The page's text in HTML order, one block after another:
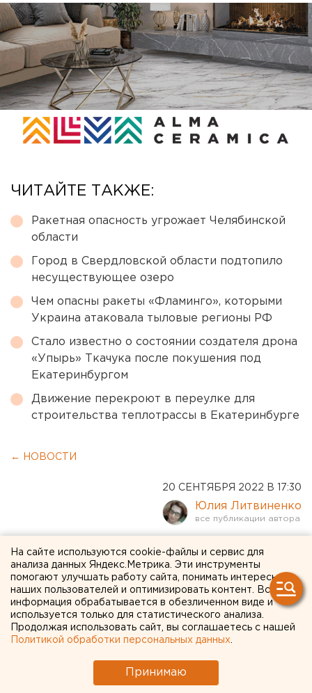
ЧИТАЙТЕ ТАКЖЕ:
Ракетная опасность угрожает Челябинской
области
Город в Свердловской области подтопило
несуществующее озеро
Чем опасны ракеты «Фламинго», которыми
Украина атаковала тыловые регионы РФ
Стало известно о состоянии создателя дрона
«Упырь» Ткачука после покушения под
Екатеринбургом
Движение перекроют в переулке для
строительства теплотрассы в Екатеринбурге
← НОВОСТИ
20 СЕНТЯБРЯ 2022 В 17:30
Юлия Литвиненко
Банк России вводит
ограничения на выдачу
потребкредитов и займов
На сайте используются cookie-файлы и сервис для
анализа данных Яндекс.Метрика. Эти инструменты
помогают улучшать работу сайта, понимать интересы
наших пользователей и оптимизировать контент. Вся
информация обрабатывается в обезличенном виде и
используется только для статистического анализа.
Продолжая использовать сайт, вы соглашаетесь с нашей
Политикой обработки персональных данных
Принимаю